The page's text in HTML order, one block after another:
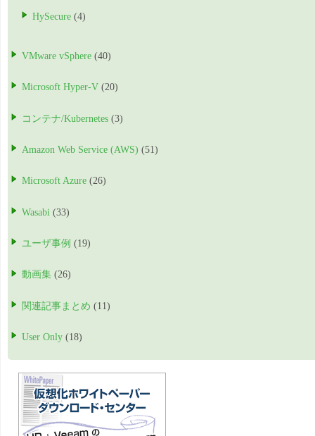
HySecure (4)
VMware vSphere (40)
Microsoft Hyper-V (20)
コンテナ/Kubernetes (3)
Amazon Web Service (AWS) (51)
Microsoft Azure (26)
Wasabi (33)
ユーザ事例 (19)
動画集 (26)
関連記事まとめ (11)
User Only (18)